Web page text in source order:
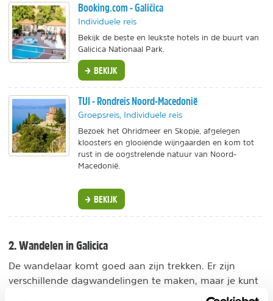
Booking.com - Galičica
Individuele reis
Bekijk de beste en leukste hotels in de buurt van
Galicica Nationaal Park.
BEKIJK
TUI - Rondreis Noord-Macedonië
Groepsreis, Individuele reis
Bezoek het Ohridmeer en Skopje, afgelegen
kloosters en glooiende wijngaarden en kom tot
rust in de oogstrelende natuur van Noord-
Macedonië.
BEKIJK
2. Wandelen in Galicica
De wandelaar komt goed aan zijn trekken. Er zijn
verschillende dagwandelingen te maken, maar je kunt
ook een meerdaagse hiking tocht maken. Overnachten